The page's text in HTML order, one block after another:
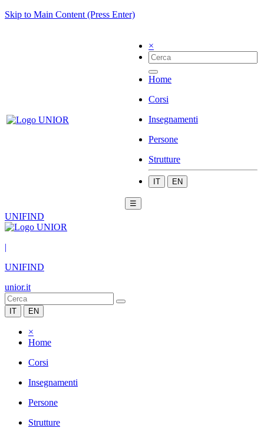
Skip to Main Content (Press Enter)
×
Home
Corsi
Insegnamenti
Persone
Strutture
IT EN
☰
UNIFIND
|
UNIFIND
unior.it
IT EN
×
Home
Corsi
Insegnamenti
Persone
Strutture